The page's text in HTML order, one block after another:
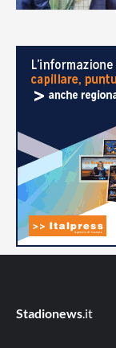
Stadionews.it